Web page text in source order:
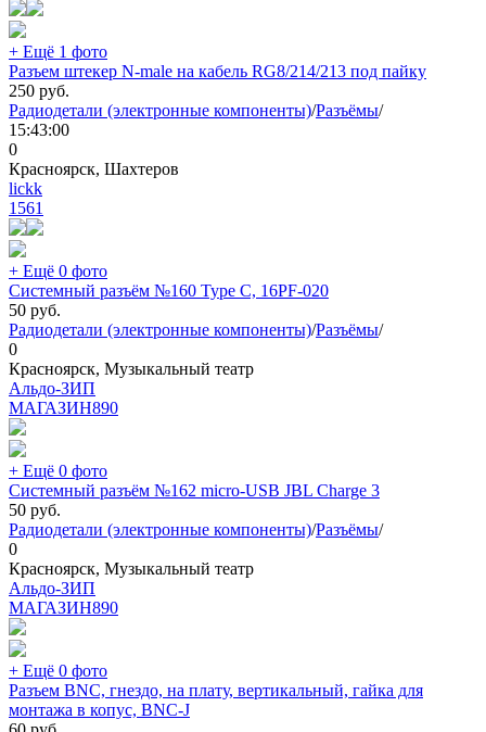
+ Ещё 1 фото
Разъем штекер N-male на кабель RG8/214/213 под пайку
250 руб.
Радиодетали (электронные компоненты)/Разъёмы/
15:43:00
0
Красноярск, Шахтеров
lickk
1561
+ Ещё 0 фото
Системный разъём №160 Type C, 16PF-020
50 руб.
Радиодетали (электронные компоненты)/Разъёмы/
0
Красноярск, Музыкальный театр
Альдо-ЗИП
МАГАЗИН890
+ Ещё 0 фото
Системный разъём №162 micro-USB JBL Charge 3
50 руб.
Радиодетали (электронные компоненты)/Разъёмы/
0
Красноярск, Музыкальный театр
Альдо-ЗИП
МАГАЗИН890
+ Ещё 0 фото
Разъем BNC, гнездо, на плату, вертикальный, гайка для
монтажа в копус, BNC-J